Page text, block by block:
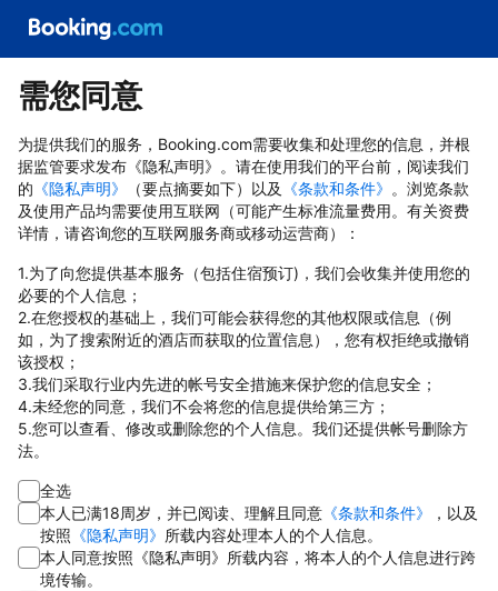
需您同意
为提供我们的服务，Booking.com需要收集和处理您的信息，并根
据监管要求发布《隐私声明》。请在使用我们的平台前，阅读我们
的 《隐私声明》 （要点摘要如下）以及 《条款和条件》 。浏览条款
及使用产品均需要使用互联网（可能产生标准流量费用。有关资费
详情，请咨询您的互联网服务商或移动运营商）：
1.为了向您提供基本服务（包括住宿预订)，我们会收集并使用您的
必要的个人信息；
2.在您授权的基础上，我们可能会获得您的其他权限或信息（例
如，为了搜索附近的酒店而获取的位置信息），您有权拒绝或撤销
该授权；
3.我们采取行业内先进的帐号安全措施来保护您的信息安全；
4.未经您的同意，我们不会将您的信息提供给第三方；
5.您可以查看、修改或删除您的个人信息。我们还提供帐号删除方
法。
全选
本人已满18周岁，并已阅读、理解且同意 《条款和条件》
，以及
按照 《隐私声明》 所载内容处理本人的个人信息。
本人同意按照《隐私声明》所载内容，将本人的个人信息进行跨
境传输。